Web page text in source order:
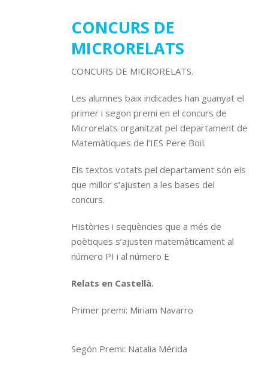
CONCURS DE
MICRORELATS
CONCURS DE MICRORELATS.
Les alumnes baix indicades han guanyat el
primer i segon premi en el concurs de
Microrelats organitzat pel departament de
Matemàtiques de l’IES Pere Boïl.
Els textos votats pel departament són els
que millor s’ajusten a les bases del
concurs.
Històries i seqüències que a més de
poètiques s’ajusten matemàticament al
número PI i al número E
Relats en Castellà.
Primer premi: Miriam Navarro
Segón Premi: Natalia Mérida